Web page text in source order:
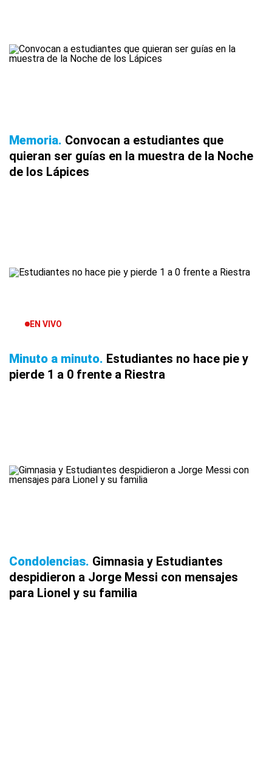
Memoria Convocan a estudiantes que
quieran ser guías en la muestra de la Noche
de los Lápices
EN VIVO
Minuto a minuto Estudiantes no hace pie y
pierde 1 a 0 frente a Riestra
Condolencias Gimnasia y Estudiantes
despidieron a Jorge Messi con mensajes
para Lionel y su familia